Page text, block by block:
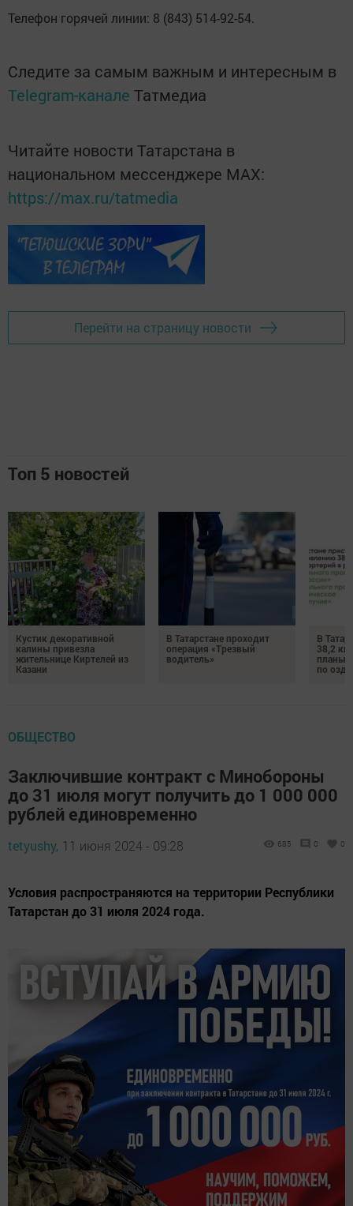
Телефон горячей линии: 8 (843) 514-92-54.
Следите за самым важным и интересным в
Telegram-канале Татмедиа
Читайте новости Татарстана в
национальном мессенджере MАХ:
https://max.ru/tatmedia
Перейти на страницу новости
Топ 5 новостей
Кустик декоративной
калины привезла
жительнице Киртелей из
Казани
В Татарстане проходит
операция «Трезвый
водитель»
В
38,2 км
планы
по
ОБЩЕСТВО
Заключившие контракт с Минобороны
до 31 июля могут получить до 1 000 000
рублей единовременно
tetyushy, 11 июня 2024 - 09:28 685 0 0
Условия распространяются на территории Республики
Татарстан до 31 июля 2024 года.